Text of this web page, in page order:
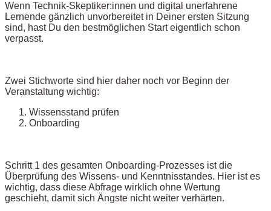
Wenn Technik-Skeptiker:innen und digital unerfahrene
Lernende gänzlich unvorbereitet in Deiner ersten Sitzung
sind, hast Du den bestmöglichen Start eigentlich schon
verpasst.
Zwei Stichworte sind hier daher noch vor Beginn der
Veranstaltung wichtig:
Wissensstand prüfen
Onboarding
Schritt 1 des gesamten Onboarding-Prozesses ist die
Überprüfung des Wissens- und Kenntnisstandes. Hier ist es
wichtig, dass diese Abfrage wirklich ohne Wertung
geschieht, damit sich Ängste nicht weiter verhärten.